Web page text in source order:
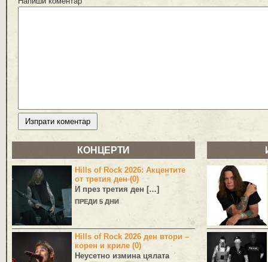
КОНЦЕРТИ
Hills of Rock 2026: Акцентите
от третия ден (0)
И през третия ден […]
ПРЕДИ 5 ДНИ
Hills of Rock 2026 ден втори –
корен и криле (0)
Неусетно измина цялата